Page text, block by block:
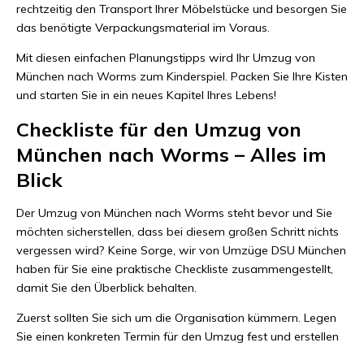
rechtzeitig den Transport Ihrer Möbelstücke und besorgen Sie
das benötigte Verpackungsmaterial im Voraus.
Mit diesen einfachen Planungstipps wird Ihr Umzug von
München nach Worms zum Kinderspiel. Packen Sie Ihre Kisten
und starten Sie in ein neues Kapitel Ihres Lebens!
Checkliste für den Umzug von
München nach Worms – Alles im
Blick
Der Umzug von München nach Worms steht bevor und Sie
möchten sicherstellen, dass bei diesem großen Schritt nichts
vergessen wird? Keine Sorge, wir von Umzüge DSU München
haben für Sie eine praktische Checkliste zusammengestellt,
damit Sie den Überblick behalten.
Zuerst sollten Sie sich um die Organisation kümmern. Legen
Sie einen konkreten Termin für den Umzug fest und erstellen